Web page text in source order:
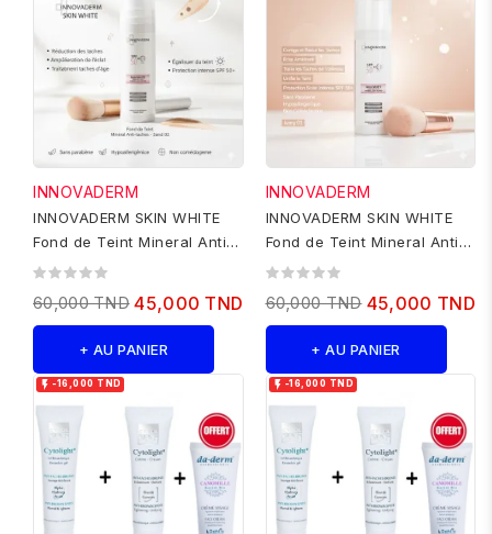
INNOVADERM
INNOVADERM SKIN WHITE
Fond de Teint Mineral Anti
taches - Sand 02
60,000 TND 45,000 TND
+ AU PANIER
INNOVADERM
INNOVADERM SKIN WHITE
Fond de Teint Mineral Anti
taches - Ivory 01
60,000 TND 45,000 TND
+ AU PANIER
 -16,000 TND  -16,000 TND